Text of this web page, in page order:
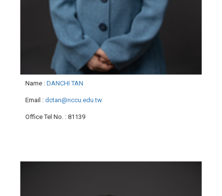
Name : DANCHI TAN
Email : dctan@nccu.edu.tw
Office Tel No. : 81139